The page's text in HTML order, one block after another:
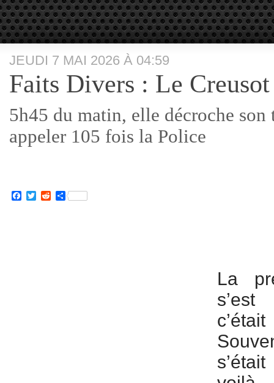
JEUDI 7 MAI 2026 À 04:59
Faits Divers : Le Creusot
5h45 du matin, elle décroche son
appeler 105 fois la Police
Facebook
TwitterRedditPartager
La